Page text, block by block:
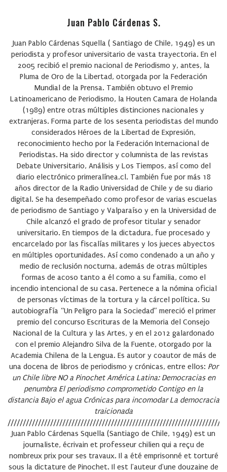
Juan Pablo Cárdenas S.
Juan Pablo Cárdenas Squella( Santiago de Chile, 1949) es un
periodista y profesor universitario de vasta trayectoria. En el
2005 recibió el premio nacional de Periodismo y, antes, la
Pluma de Oro de la Libertad, otorgada por la Federación
Mundial de la Prensa. También obtuvo el Premio
Latinoamericano de Periodismo, la Houten Camara de Holanda
(1989) entre otras múltiples distinciones nacionales y
extranjeras. Forma parte de los sesenta periodistas del mundo
considerados Héroes de la Libertad de Expresión,
reconocimiento hecho por la Federación Internacional de
Periodistas. Ha sido director y columnista de las revistas
Debate Universitario, Análisis y Los Tiempos, así como del
diario electrónico primeralínea.cl. También fue por más 18
años director de la Radio Universidad de Chile y de su diario
digital. Se ha desempeñado como profesor de varias escuelas
de periodismo de Santiago y Valparaíso y en la Universidad de
Chile alcanzó el grado de profesor titular y senador
universitario. En tiempos de la dictadura, fue procesado y
encarcelado por las fiscalías militares y los jueces abyectos
en múltiples oportunidades. Así como condenado a un año y
medio de reclusión nocturna, además de otras múltiples
formas de acoso tanto a él como a su familia, como el
incendio intencional de su casa. Pertenece a la nómina oficial
de personas víctimas de la tortura y la cárcel política. Su
autobiografía “Un Peligro para la Sociedad” mereció el primer
premio del concurso Escrituras de la Memoria del Consejo
Nacional de la Cultura y las Artes, y en el 2012 galardonado
con el premio Alejandro Silva de la Fuente, otorgado por la
Academia Chilena de la Lengua. Es autor y coautor de más de
una docena de libros de periodismo y crónicas, entre ellos: Por
un Chile libre NO a Pinochet América Latina: Democracias en
penumbra El periodismo comprometido Contigo en la
distancia Bajo el agua Crónicas para incomodar La democracia
traicionada
Juan Pablo Cárdenas Squella (Santiago de Chile, 1949) est un
journaliste, écrivain et professeur chilien qui a reçu de
nombreux prix pour ses travaux. Il a été emprisonné et torturé
sous la dictature de Pinochet. Il est l'auteur d'une douzaine de